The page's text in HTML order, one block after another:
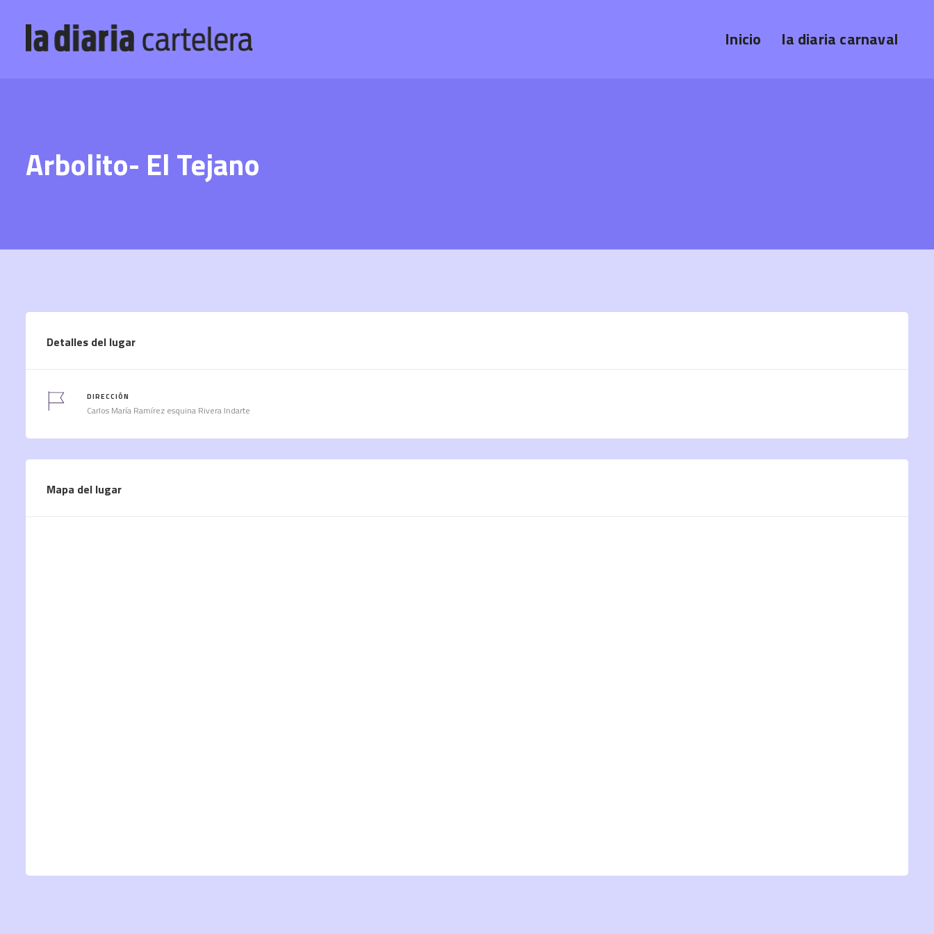
Inicio la diaria carnaval
Arbolito- El Tejano
Detalles del lugar
DIRECCIÓN
Carlos María Ramírez esquina Rivera Indarte
Mapa del lugar